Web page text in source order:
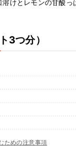
溶けとレモンの甘酸っ
3つ分）
ための注意事項